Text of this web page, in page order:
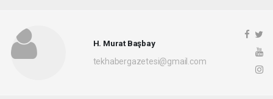
H. Murat Başbay
tekhabergazetesi@gmail.com